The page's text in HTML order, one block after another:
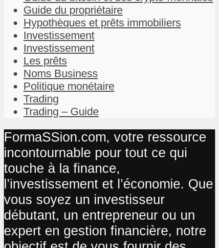
Guide du propriétaire
Hypothèques et prêts immobiliers
Investissement
Investissement
Les prêts
Noms Business
Politique monétaire
Trading
Trading – Guide
FormaSSion.com, votre ressource
incontournable pour tout ce qui
touche à la finance,
l’investissement et l’économie. Que
vous soyez un investisseur
débutant, un entrepreneur ou un
expert en gestion financière, notre